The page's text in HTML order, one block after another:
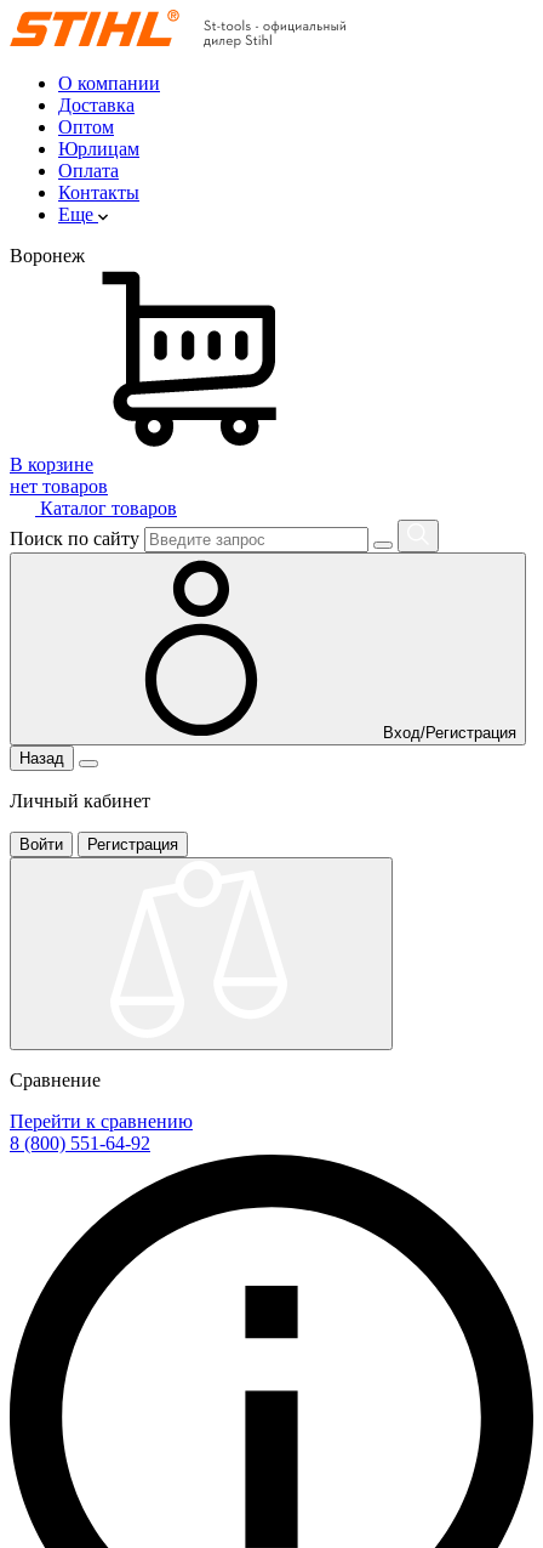
О компании
Доставка
Оптом
Юрлицам
Оплата
Контакты
Еще
Воронеж
В корзине
нет товаров
Каталог товаров
Поиск по сайту
Вход/Регистрация
Назад
Личный кабинет
Войти Регистрация
Сравнение
Перейти к сравнению
8 (800) 551-64-92